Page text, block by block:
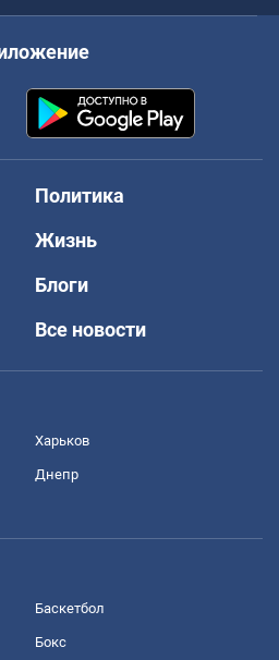
Политика
Жизнь
Блоги
Все новости
Харьков
Днепр
Баскетбол
Бокс